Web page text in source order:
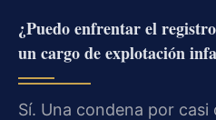
¿Puedo enfrentar el
un cargo de explotación
Sí. Una condena por